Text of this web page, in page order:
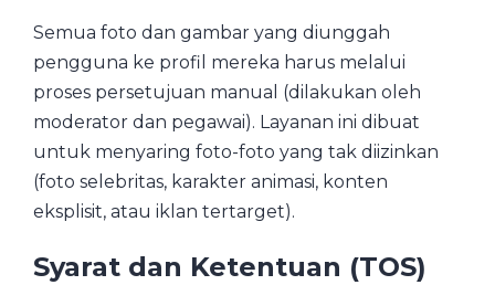
Semua foto dan gambar yang diunggah
pengguna ke profil mereka harus melalui
proses persetujuan manual (dilakukan oleh
moderator dan pegawai). Layanan ini dibuat
untuk menyaring foto-foto yang tak diizinkan
(foto selebritas, karakter animasi, konten
eksplisit, atau iklan tertarget).
Syarat dan Ketentuan (TOS)